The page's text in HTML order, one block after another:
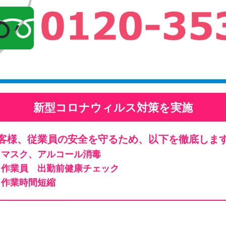
新型コロナウィルス対策を実施
様、従業員の安全を守るため、以下を徹底しま
マスク、アルコール消毒
作業員 出勤前健康チェック
作業時間短縮